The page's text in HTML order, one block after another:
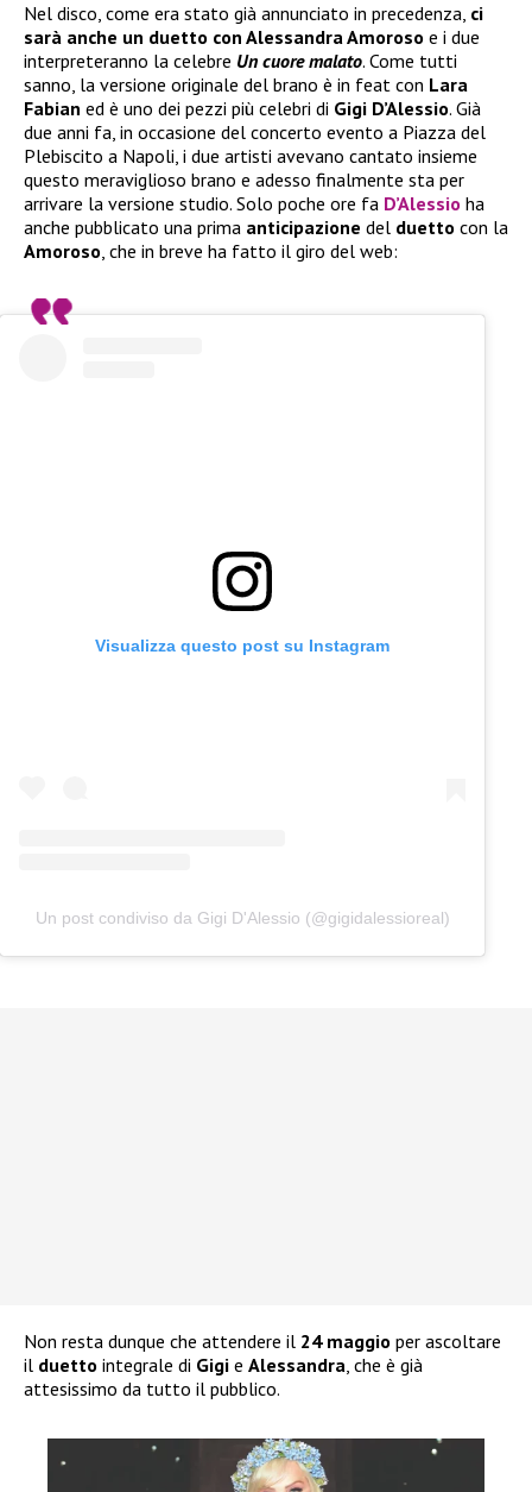
Nel disco, come era stato già annunciato in precedenza, ci
sarà anche un duetto con Alessandra Amoroso e i due
interpreteranno la celebre Un cuore malato. Come tutti
sanno, la versione originale del brano è in feat con Lara
Fabian ed è uno dei pezzi più celebri di Gigi D’Alessio. Già
due anni fa, in occasione del concerto evento a Piazza del
Plebiscito a Napoli, i due artisti avevano cantato insieme
questo meraviglioso brano e adesso finalmente sta per
arrivare la versione studio. Solo poche ore fa D’Alessio ha
anche pubblicato una prima anticipazione del duetto con la
Amoroso, che in breve ha fatto il giro del web:
Visualizza questo post su Instagram
Un post condiviso da Gigi D'Alessio (@gigidalessioreal)
Non resta dunque che attendere il 24 maggio per ascoltare
il duetto integrale di Gigi e Alessandra , che è già
attesissimo da tutto il pubblico.